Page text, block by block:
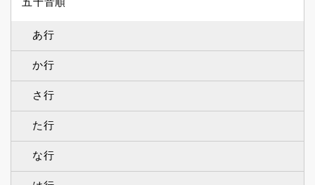
五十音順
あ行
か行
さ行
た行
な行